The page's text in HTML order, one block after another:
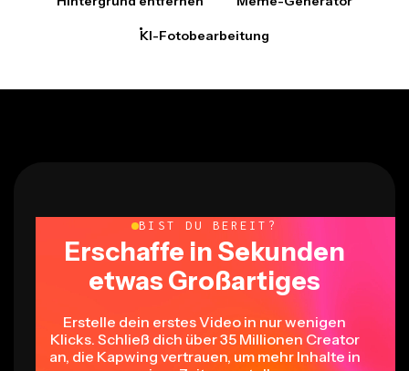
Erschaffe in Sekunden
etwas Großartiges
Klicks. Schließ dich über 35 Millionen Creator
an, die Kapwing vertrauen, um mehr Inhalte in
weniger Zeit zu erstellen.